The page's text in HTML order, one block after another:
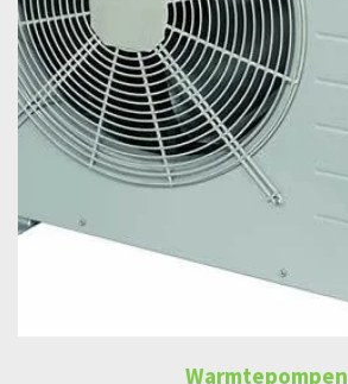
Warmtepompen